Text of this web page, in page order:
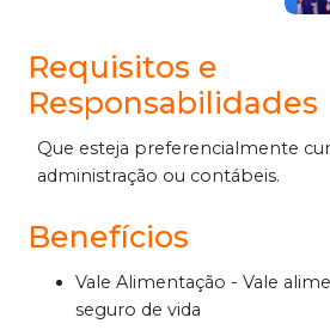
Requisitos e
Responsabilidades
Que esteja preferencialmente
administração ou contábeis.
Benefícios
Vale Alimentação - Vale
seguro de vida